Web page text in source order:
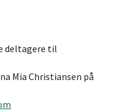
deltagere til
Mia Christiansen på